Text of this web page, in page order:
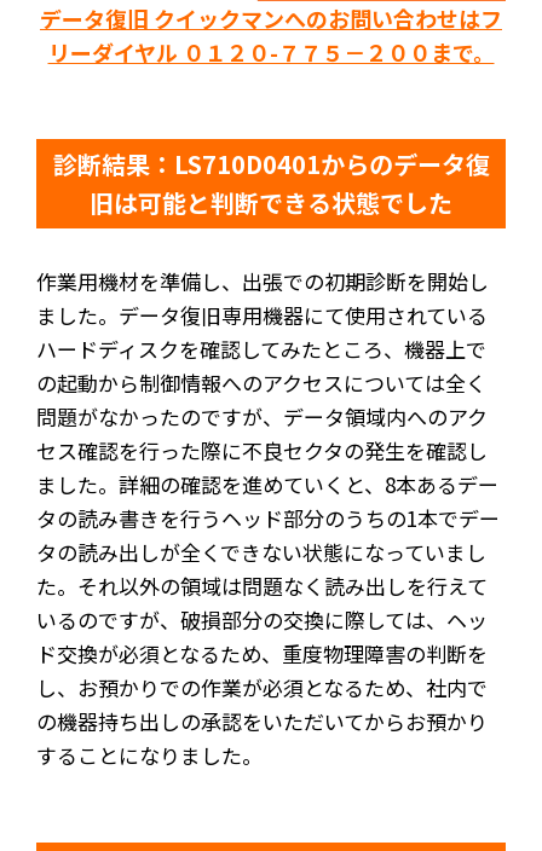
データ復旧 クイックマンへのお問い合わせはフ
リーダイヤル ０１２０-７７５－２００まで。
診断結果：LS710D0401からのデータ復
旧は可能と判断できる状態でした
作業用機材を準備し、出張での初期診断を開始し
ました。データ復旧専用機器にて使用されている
ハードディスクを確認してみたところ、機器上で
の起動から制御情報へのアクセスについては全く
問題がなかったのですが、データ領域内へのアク
セス確認を行った際に不良セクタの発生を確認し
ました。詳細の確認を進めていくと、8本あるデー
タの読み書きを行うヘッド部分のうちの1本でデー
タの読み出しが全くできない状態になっていまし
た。それ以外の領域は問題なく読み出しを行えて
いるのですが、破損部分の交換に際しては、ヘッ
ド交換が必須となるため、重度物理障害の判断を
し、お預かりでの作業が必須となるため、社内で
の機器持ち出しの承認をいただいてからお預かり
することになりました。